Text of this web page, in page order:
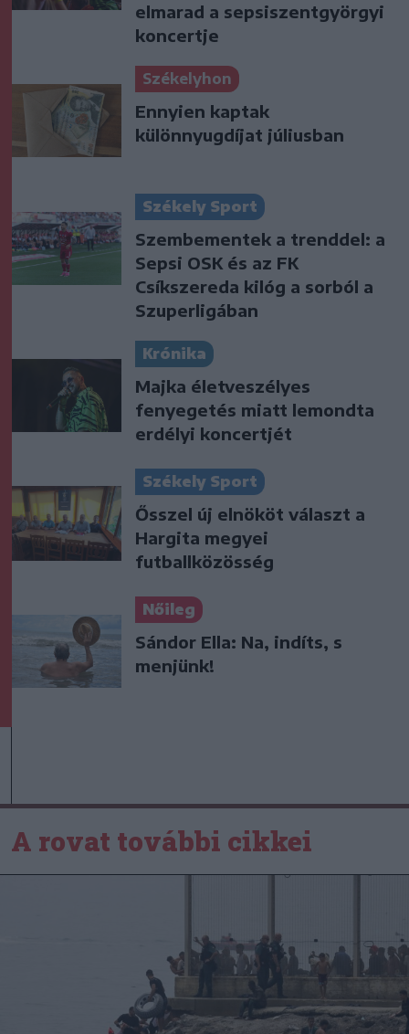
elmarad a sepsiszentgyörgyi
koncertje
Székelyhon
Ennyien kaptak
különnyugdíjat júliusban
Székely Sport
Szembementek a trenddel: a
Sepsi OSK és az FK
Csíkszereda kilóg a sorból a
Szuperligában
Krónika
Majka életveszélyes
fenyegetés miatt lemondta
erdélyi koncertjét
Székely Sport
Ősszel új elnököt választ a
Hargita megyei
futballközösség
Nőileg
Sándor Ella: Na, indíts, s
menjünk!
A rovat további cikkei